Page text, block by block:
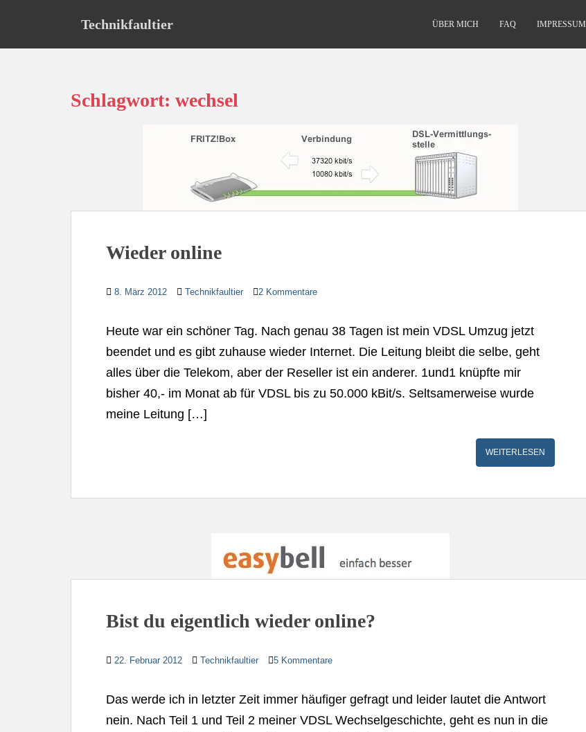
Technikfaultier ÜBER MICH FAQ IMPRESSUM
Schlagwort: wechsel
Wieder online
8. März 2012 Technikfaultier 2 Kommentare
Heute war ein schöner Tag. Nach genau 38 Tagen ist mein VDSL Umzug jetzt
beendet und es gibt zuhause wieder Internet. Die Leitung bleibt die selbe, geht
alles über die Telekom, aber der Reseller ist ein anderer. 1und1 knüpfte mir
bisher 40,- im Monat ab für VDSL bis zu 50.000 kBit/s. Seltsamerweise wurde
meine Leitung […]
WEITERLESEN
Bist du eigentlich wieder online?
22. Februar 2012 Technikfaultier 5 Kommentare
Das werde ich in letzter Zeit immer häufiger gefragt und leider lautet die Antwort
nein. Nach Teil 1 und Teil 2 meiner VDSL Wechselgeschichte, geht es nun in die